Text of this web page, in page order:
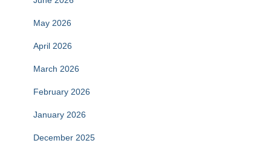
May 2026
April 2026
March 2026
February 2026
January 2026
December 2025